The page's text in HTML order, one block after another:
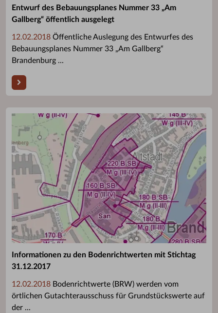
Entwurf des Bebauungsplanes Nummer 33 „Am
Gallberg“ öffentlich ausgelegt
12.02.2018 Öffentliche Auslegung des Entwurfes des
Bebauungsplanes Nummer 33 „Am Gallberg“
Brandenburg ...
Informationen zu den Bodenrichtwerten mit Stichtag
31.12.2017
12.02.2018 Bodenrichtwerte (BRW) werden vom
örtlichen Gutachterausschuss für Grundstückswerte auf
der ...